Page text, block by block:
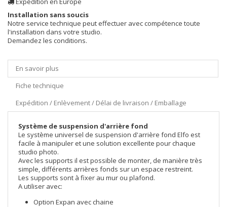
Installation sans soucis
Notre service technique peut effectuer avec compétence toute
l'installation dans votre studio.
Demandez les conditions.
En savoir plus
Fiche technique
Expédition / Enlèvement / Délai de livraison / Emballage
Système de suspension d'arrière fond
Le système universel de suspension d'arrière fond Elfo est
facile à manipuler et une solution excellente pour chaque
studio photo.
Avec les supports il est possible de monter, de manière très
simple, différents arrières fonds sur un espace restreint.
Les supports sont à fixer au mur ou plafond.
A utiliser avec:
Option Expan avec chaine